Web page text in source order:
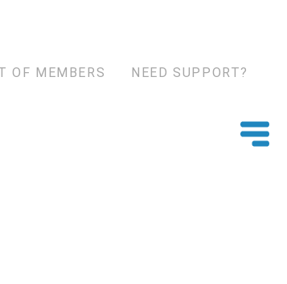
OF MEMBERS NEED SUPPORT?